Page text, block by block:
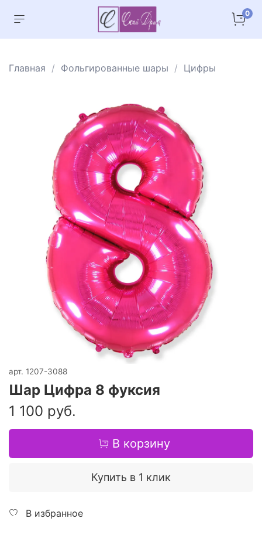
0
Главная Фольгированные шары Цифры
арт. 1207-3088
Шар Цифра 8 фуксия
1 100 руб.
В корзину
Купить в 1 клик
В избранное